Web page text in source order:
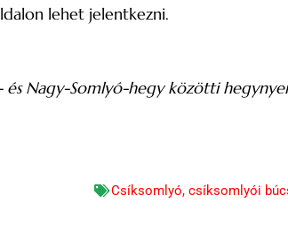
lehet jelentkezni.
és Nagy-Somlyó-hegy közötti
Csíksomlyó, csíksomlyói